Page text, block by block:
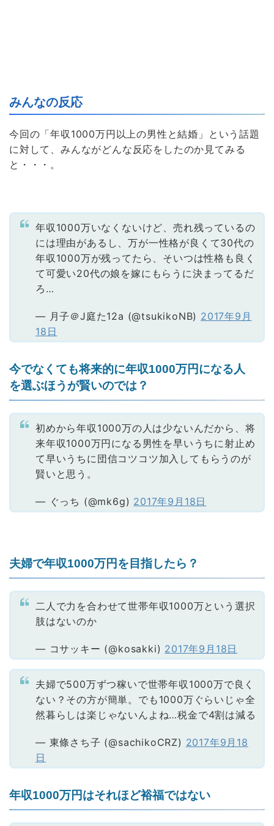
みんなの反応
今回の「年収1000万円以上の男性と結婚」という話題
に対して、みんながどんな反応をしたのか見てみる
と・・・。
年収1000万いなくないけど、売れ残っているの
には理由があるし、万が一性格が良くて30代の
年収1000万が残ってたら、そいつは性格も良く
て可愛い20代の娘を嫁にもらうに決まってるだ
ろ…
— 月子＠J庭た12a (@tsukikoNB) 2017年9月
18日
今でなくても将来的に年収1000万円になる人
を選ぶほうが賢いのでは？
初めから年収1000万の人は少ないんだから、将
来年収1000万円になる男性を早いうちに射止め
て早いうちに団信コツコツ加入してもらうのが
賢いと思う。
— ぐっち (@mk6g) 2017年9月18日
夫婦で年収1000万円を目指したら？
二人で力を合わせて世帯年収1000万という選択
肢はないのか
— コサッキー (@kosakki) 2017年9月18日
夫婦で500万ずつ稼いで世帯年収1000万で良く
ない？その方が簡単。でも1000万ぐらいじゃ全
然暮らしは楽じゃないんよね…税金で4割は減る
— 東條さち子 (@sachikoCRZ) 2017年9月18
日
年収1000万円はそれほど裕福ではない